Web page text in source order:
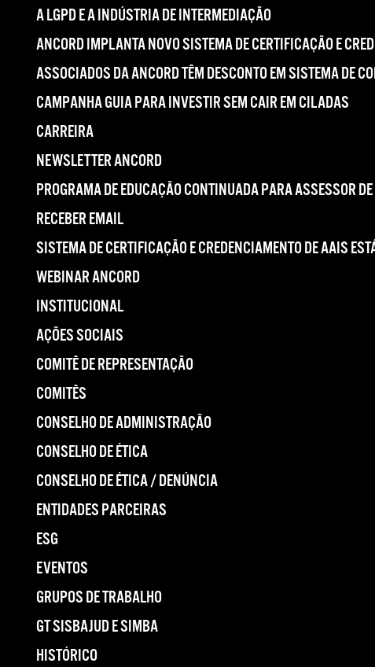
A LGPD E A INDÚSTRIA DE INTERMEDIAÇÃO
ANCORD IMPLANTA NOVO SISTEMA DE CERTIFICAÇÃO E
ASSOCIADOS DA ANCORD TÊM DESCONTO EM SISTEMA DE
CAMPANHA GUIA PARA INVESTIR SEM CAIR EM CILADAS
CARREIRA
NEWSLETTER ANCORD
PROGRAMA DE EDUCAÇÃO CONTINUADA PARA ASSESSOR
RECEBER EMAIL
SISTEMA DE CERTIFICAÇÃO E CREDENCIAMENTO DE AAIS
WEBINAR ANCORD
INSTITUCIONAL
AÇÕES SOCIAIS
COMITÊ DE REPRESENTAÇÃO
COMITÊS
CONSELHO DE ADMINISTRAÇÃO
CONSELHO DE ÉTICA
CONSELHO DE ÉTICA / DENÚNCIA
ENTIDADES PARCEIRAS
ESG
EVENTOS
GRUPOS DE TRABALHO
GT SISBAJUD E SIMBA
HISTÓRICO